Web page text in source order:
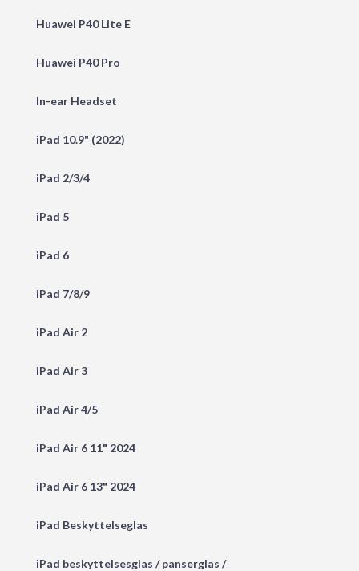
Huawei P40 Lite E
Huawei P40 Pro
In-ear Headset
iPad 10.9" (2022)
iPad 2/3/4
iPad 5
iPad 6
iPad 7/8/9
iPad Air 2
iPad Air 3
iPad Air 4/5
iPad Air 6 11" 2024
iPad Air 6 13" 2024
iPad Beskyttelseglas
iPad beskyttelsesglas / panserglas /